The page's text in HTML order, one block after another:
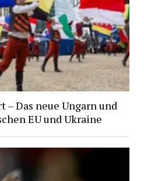
– Das neue Ungarn und
EU und Ukraine